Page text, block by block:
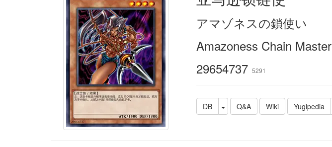
アマゾネスの鎖使い
Amazoness Chain Master
29654737 5291
DB Q&A Wiki Yugipedia